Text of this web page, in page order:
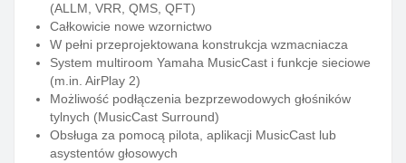
(ALLM, VRR, QMS, QFT)
Całkowicie nowe wzornictwo
W pełni przeprojektowana konstrukcja wzmacniacza
System multiroom Yamaha MusicCast i funkcje sieciowe
(m.in. AirPlay 2)
Możliwość podłączenia bezprzewodowych głośników
tylnych (MusicCast Surround)
Obsługa za pomocą pilota, aplikacji MusicCast lub
asystentów głosowych